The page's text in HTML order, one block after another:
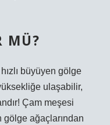
MÜ?
büyüyen gölge
ulaşabilir,
Çam meşesi
gölge ağaçlarından